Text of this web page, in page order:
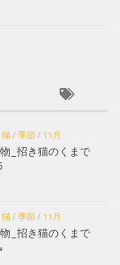
猫/ 季節/ 11月
_招き猫のくまで
猫/ 季節/ 11月
_招き猫のくまで